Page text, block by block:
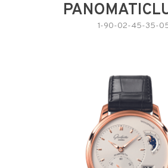
1-90-02-45-35-